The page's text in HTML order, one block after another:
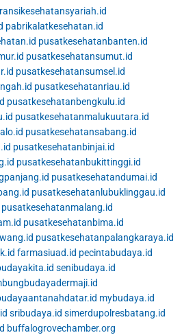
pabrikalatkesehatan.id
pusatkesehatanbanten.id
pusatkesehatansumut.id
pusatkesehatansumsel.id
pusatkesehatanriau.id
pusatkesehatanbengkulu.id
pusatkesehatanmalukuutara.id
pusatkesehatansabang.id
pusatkesehatanbinjai.id
pusatkesehatanbukittinggi.id
pusatkesehatandumai.id
pusatkesehatanlubuklinggau.id
pusatkesehatanmalang.id
pusatkesehatanbima.id
pusatkesehatanpalangkaraya.id
farmasiuad.id pecintabudaya.id
senibudaya.id
mybudaya.id
sribudaya.id simerdupolresbatang.id
buffalogrovechamber.org